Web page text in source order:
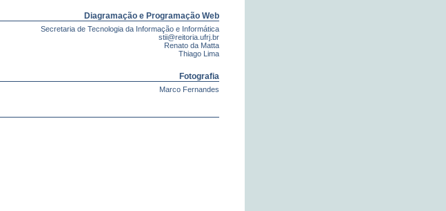
Diagramação e Programação Web
Secretaria de Tecnologia da Informação e Informática
stii@reitoria.ufrj.br
Renato da Matta
Thiago Lima
Fotografia
Marco Fernandes